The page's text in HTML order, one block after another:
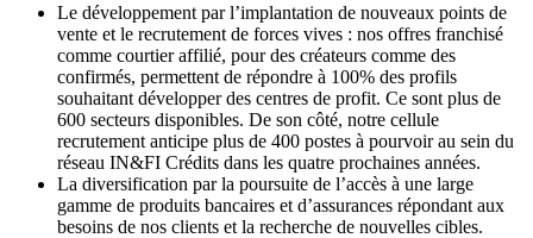
Le développement par l’implantation de nouveaux points de
vente et le recrutement de forces vives : nos offres franchisé
comme courtier affilié, pour des créateurs comme des
confirmés, permettent de répondre à 100% des profils
souhaitant développer des centres de profit. Ce sont plus de
600 secteurs disponibles. De son côté, notre cellule
recrutement anticipe plus de 400 postes à pourvoir au sein du
réseau IN&FI Crédits dans les quatre prochaines années.
La diversification par la poursuite de l’accès à une large
gamme de produits bancaires et d’assurances répondant aux
besoins de nos clients et la recherche de nouvelles cibles.